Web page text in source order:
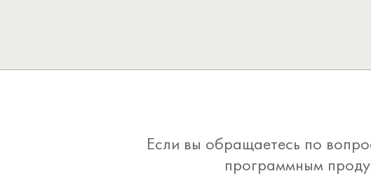
Если вы обращаетесь по
программным